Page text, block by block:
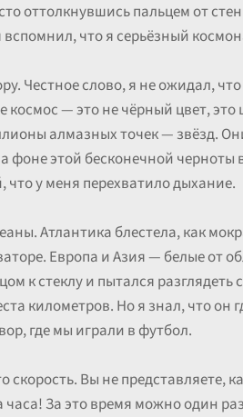
оттолкнувшись пальцем от
вспомнил, что я серьёзный
Честное слово, я не ожидал,
— это не чёрный цвет,
алмазных точек — звёзд.
этой бесконечной
что у меня перехватило дыхание.
Атлантика блестела, как
Европа и Азия — белые от
к стеклу и пытался
километров. Но я знал, что
где мы играли в футбол.
Вы не представляете,
часа! За это время можно один